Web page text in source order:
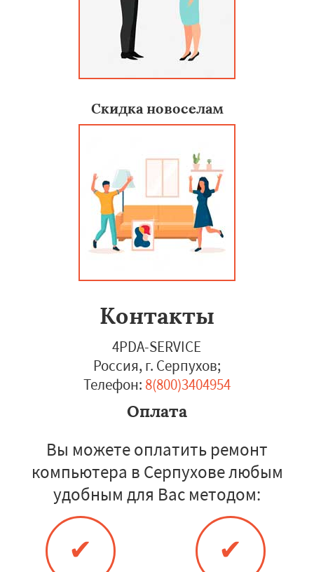
Скидка новоселам
Контакты
4PDA-SERVICE
Россия, г. Серпухов;
Телефон: 8(800)3404954
Оплата
Вы можете оплатить ремонт
компьютера в Серпухове любым
удобным для Вас методом:
✔ ✔